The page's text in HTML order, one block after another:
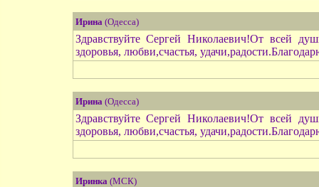
Ирина(Одесса)
Здравствуйте Сергей Николаевич!От всей
здоровья, любви,счастья,
Ирина(Одесса)
Здравствуйте Сергей Николаевич!От всей
здоровья, любви,счастья,
Иринка(МСК)